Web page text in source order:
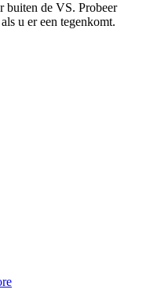
buiten de VS. Probeer
als u er een tegenkomt.